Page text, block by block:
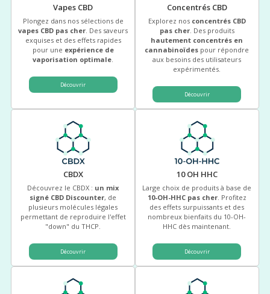
Vapes CBD
Plongez dans nos sélections de
vapes CBD pas cher. Des saveurs
exquises et des effets rapides
pour une expérience de
vaporisation optimale.
Découvrir
Concentrés CBD
Explorez nos concentrés CBD
pas cher. Des produits
hautement concentrés en
cannabinoïdes pour répondre
aux besoins des utilisateurs
expérimentés.
Découvrir
CBDX
Découvrez le CBDX : un mix
signé CBD Discounter, de
plusieurs molécules légales
permettant de reproduire l'effet
"down" du THCP.
Découvrir
10 OH HHC
Large choix de produits à base de
10-OH-HHC pas cher. Profitez
des effets surpuissants et des
nombreux bienfaits du 10-OH-
HHC dès maintenant.
Découvrir